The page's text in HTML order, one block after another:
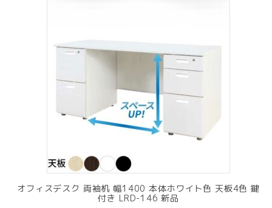
オフィスデスク 両袖机 幅1400 本体ホワイト色 天板4色 鍵
付き LRD-146 新品